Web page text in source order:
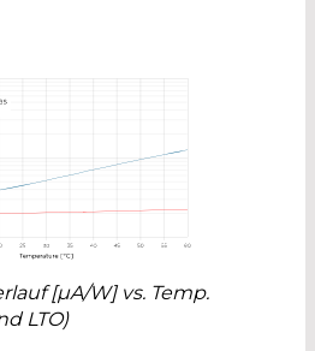
[µA/W] vs. Temp.
LTO)